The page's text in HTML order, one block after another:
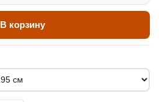
В корзину